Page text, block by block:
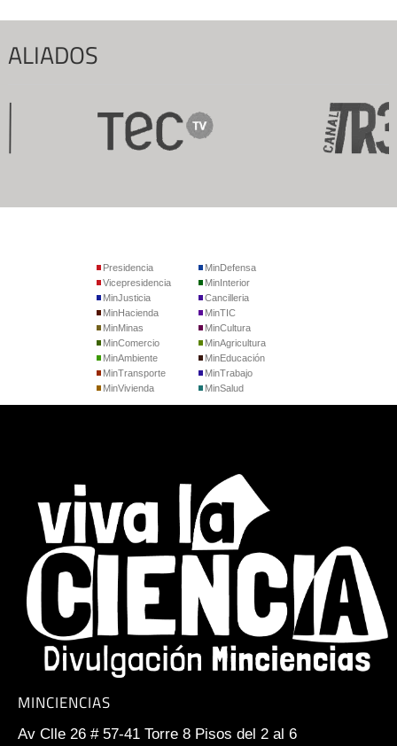
ALIADOS
Presidencia
Vicepresidencia
MinJusticia
MinDefensa
MinInterior
Cancilleria
MinHacienda
MinMinas
MinComercio
MinTIC
MinCultura
MinAgricultura
MinAmbiente
MinTransporte
MinVivienda
MinEducación
MinTrabajo
MinSalud
MINCIENCIAS
Av Clle 26 # 57-41 Torre 8 Pisos del 2 al 6